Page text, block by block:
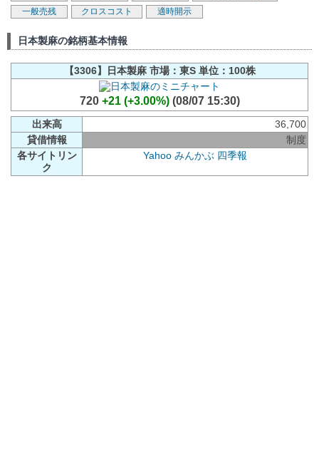
一般売残
クロスコスト 適時開示
日本製麻の銘柄基本情報
【3306】日本製麻 市場：東S 単位：100株
720 +21 (+3.00%)(08/07 15:30)
出来高
36,700
貸借情報
制度
各サイトリン
ク
Yahoo みんかぶ 四季報